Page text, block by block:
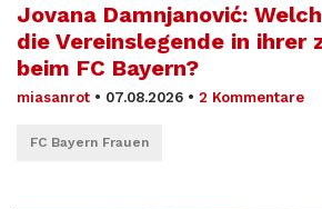
Jovana Damnjanović:
die Vereinslegende in ihrer
beim FC Bayern?
miasanrot • 07.08.2026 • 2 Kommentare
FC Bayern Frauen